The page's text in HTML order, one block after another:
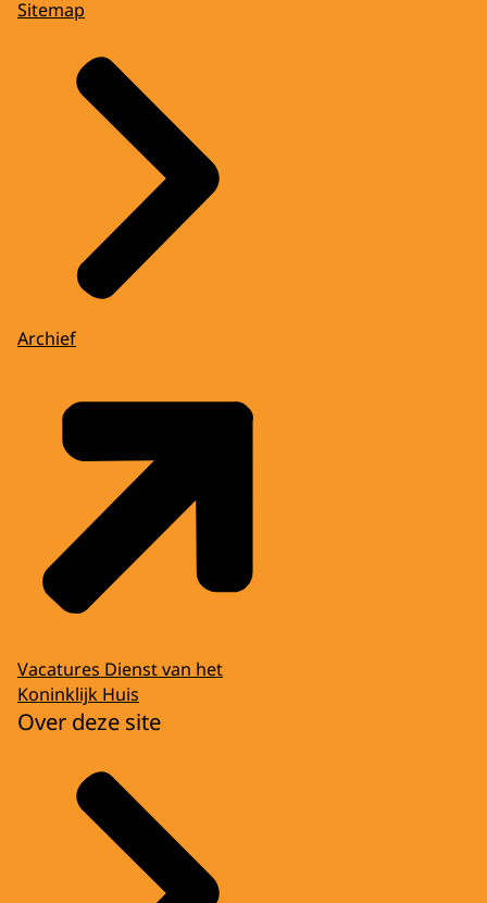
Sitemap
Archief
Vacatures Dienst van het
Koninklijk Huis
Over deze site